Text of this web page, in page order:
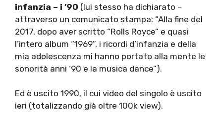
infanzia – i ’90 (lui stesso ha dichiarato –
attraverso un comunicato stampa: “Alla fine del
2017, dopo aver scritto “Rolls Royce” e quasi
l’intero album “1969”, i ricordi d’infanzia e della
mia adolescenza mi hanno portato alla mente le
sonorità anni ‘90 e la musica dance”).
Ed è uscito 1990, il cui video del singolo è uscito
ieri (totalizzando già oltre 100k view).